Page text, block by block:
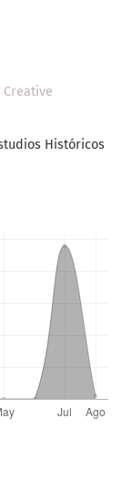
Creative
Históricos